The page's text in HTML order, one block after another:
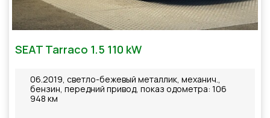
SEAT Tarraco 1.5 110 kW
06.2019, светло-бежевый металлик, механич.,
бензин, передний привод, показ одометра: 106
948 км